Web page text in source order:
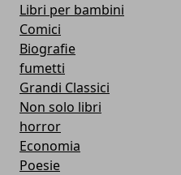
Libri per bambini
Comici
Biografie
fumetti
Grandi Classici
Non solo libri
horror
Economia
Poesie